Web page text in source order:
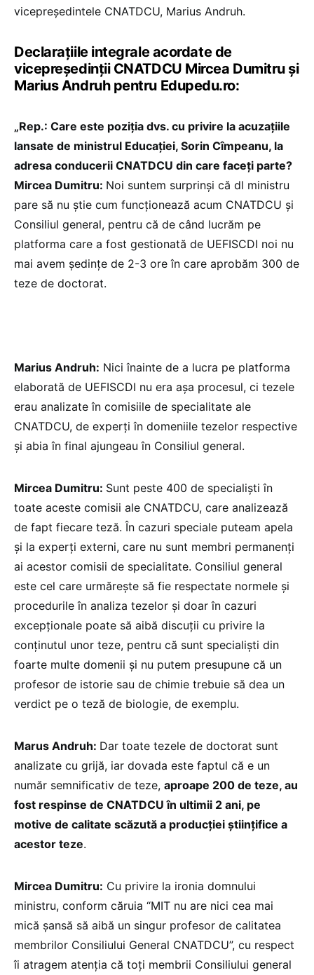
vicepreședintele CNATDCU, Marius Andruh.
Declarațiile integrale acordate de
vicepreședinții CNATDCU Mircea Dumitru și
Marius Andruh pentru Edupedu.ro:
„Rep.: Care este poziția dvs. cu privire la acuzațiile
lansate de ministrul Educației, Sorin Cîmpeanu, la
adresa conducerii CNATDCU din care faceți parte?
Mircea Dumitru: Noi suntem surprinși că dl ministru
pare să nu știe cum funcționează acum CNATDCU și
Consiliul general, pentru că de când lucrăm pe
platforma care a fost gestionată de UEFISCDI noi nu
mai avem ședințe de 2-3 ore în care aprobăm 300 de
teze de doctorat.
Marius Andruh: Nici înainte de a lucra pe platforma
elaborată de UEFISCDI nu era așa procesul, ci tezele
erau analizate în comisiile de specialitate ale
CNATDCU, de experți în domeniile tezelor respective
și abia în final ajungeau în Consiliul general.
Mircea Dumitru: Sunt peste 400 de specialiști în
toate aceste comisii ale CNATDCU, care analizează
de fapt fiecare teză. În cazuri speciale puteam apela
și la experți externi, care nu sunt membri permanenți
ai acestor comisii de specialitate. Consiliul general
este cel care urmărește să fie respectate normele și
procedurile în analiza tezelor și doar în cazuri
excepționale poate să aibă discuții cu privire la
conținutul unor teze, pentru că sunt specialiști din
foarte multe domenii și nu putem presupune că un
profesor de istorie sau de chimie trebuie să dea un
verdict pe o teză de biologie, de exemplu.
Marus Andruh: Dar toate tezele de doctorat sunt
analizate cu grijă, iar dovada este faptul că e un
număr semnificativ de teze, aproape 200 de teze, au
fost respinse de CNATDCU în ultimii 2 ani, pe
motive de calitate scăzută a producției științifice a
acestor teze.
Mircea Dumitru: Cu privire la ironia domnului
ministru, conform căruia “MIT nu are nici cea mai
mică șansă să aibă un singur profesor de calitatea
membrilor Consiliului General CNATDCU”, cu respect
îi atragem atenția că toți membrii Consiliului general